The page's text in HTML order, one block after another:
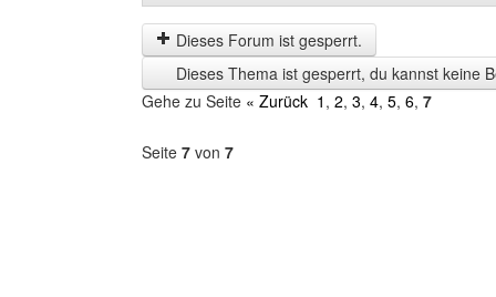
der
letzten
Zeit
anzeigen
by
Dieses Forum ist gesperrt.
Dieses Thema ist gesperrt, du kannst keine
Gehe zu Seite « Zurück 1 , 2, 3, 4, 5, 6, 7
Seite 7 von 7